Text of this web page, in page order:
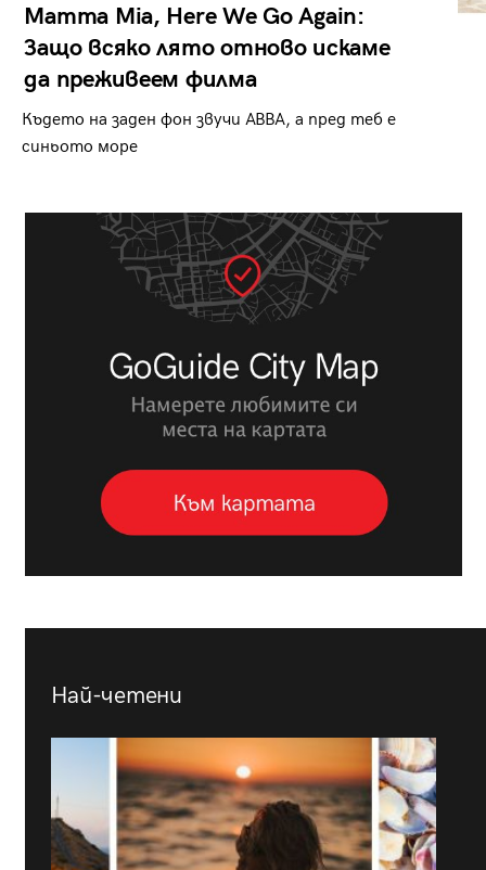
Mamma Mia, Here We Go Again:
Защо всяко лято отново искаме
да преживеем филма
Където на заден фон звучи ABBA, а пред теб е
синьото море
Най-четени